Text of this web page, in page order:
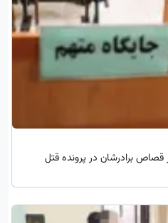
قصاص برادرشان در پرونده قتل